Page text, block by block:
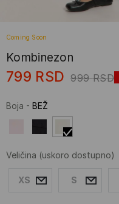
Coming Soon
Kombinezon
799 RSD 999 RSD
Boja - BEŽ
Veličina (uskoro dostupno)
XS S